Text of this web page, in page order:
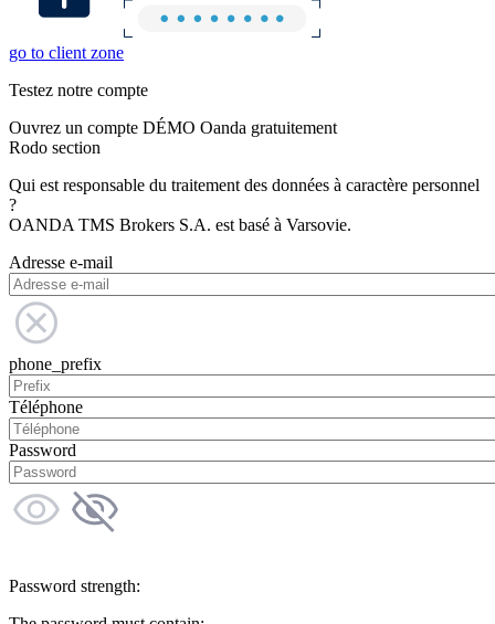
go to client zone
Testez notre compte
Ouvrez un compte DÉMO Oanda gratuitement
Rodo section
Qui est responsable du traitement des données à caractère personnel
?
OANDA TMS Brokers S.A. est basé à Varsovie.
Adresse e-mail
phone_prefix
Téléphone
Password
Password strength: